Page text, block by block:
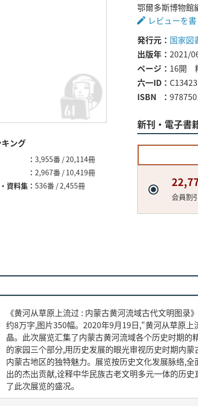
ング
3,955番 / 20,114冊
2,967番 / 10,419冊
資料集
536番 / 2,455冊
鄂爾多斯博物館
レビューを書
発行元
国家図
出版年
2021/
ページ
16開
六一ID
C13423
ISBN
新刊・電子書
会員割
《黄河从草原上流过 : 内蒙古黄河流域古代文明图录》
约8万字,图片350幅。2020年9月19日,“黄河从草原
晶。此次展览汇集了内蒙古黄河流域各个历史时期
的家园三个部分,用历史发展的眼光审视历史时期内
内蒙古地区的独特魅力。展览按历史文化发展脉络,
出的杰出贡献,诠释中华民族古老文明多元一体的历
了此次展览的盛况。